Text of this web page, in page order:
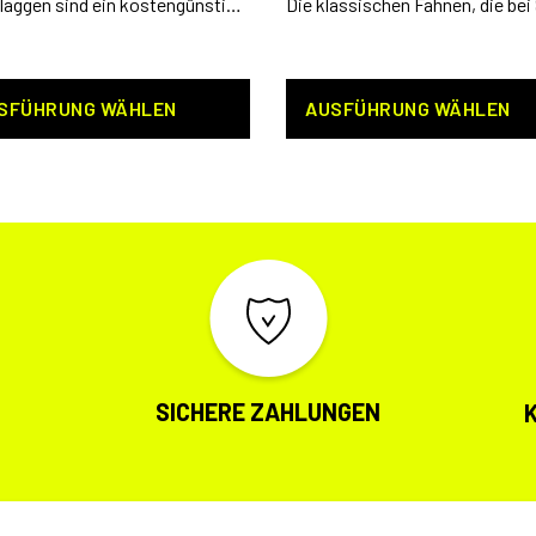
WÄHLEN AUSFÜHRUNG WÄHLEN
SICHERE ZAHLUNGEN